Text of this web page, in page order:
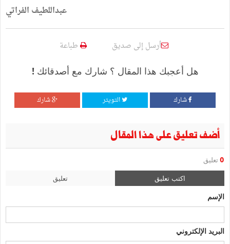
عبداللطيف الفراتي
أرسل إلى صديق طباعة
هل أعجبك هذا المقال ؟ شارك مع أصدقائك !
شارك التويتر شارك
أضف تعليق على هذا المقال
0 تعليق
اكتب تعليق تعليق
الإسم
البريد الإلكتروني